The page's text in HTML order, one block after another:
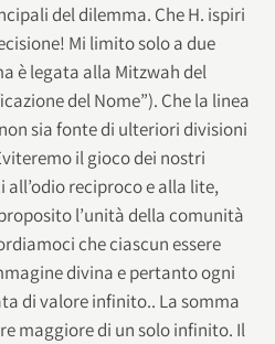
del dilemma. Che H. ispiri
Mi limito solo a due
è legata alla Mitzwah del
del Nome”). Che la linea
sia fonte di ulteriori divisioni
il gioco dei nostri
reciproco e alla lite,
l’unità della comunità
che ciascun essere
divina e pertanto ogni
di valore infinito.. La somma
maggiore di un solo infinito. Il